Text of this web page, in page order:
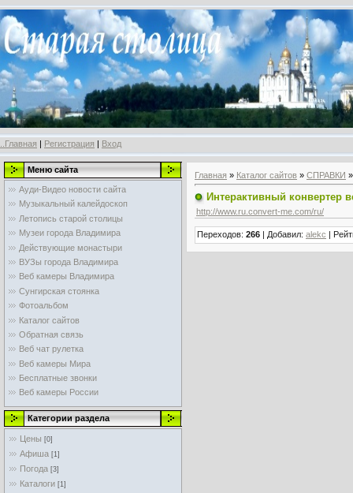
..Главная | Регистрация | Вход
Меню сайта
Ауди-Видео новости сайта
Музыкальный калейдоскоп
Летопись старой столицы
Музеи города Владимира
Действующие монастыри
ВУЗы города Владимира
Веб камеры Владимира
Сунгирская стоянка
Фотоальбом
Каталог сайтов
Обратная связь
Веб чат рулетка
Веб камеры Мира
Бесплатные звонки
Веб камеры России
Категории раздела
Цены [0]
Афиша [1]
Погода [3]
Каталоги [1]
Главная » Каталог сайтов » СПРАВКИ
Интерактивный конвертер
http://www.ru.convert-me.com/ru/
Переходов: 266 | Добавил: alekc |